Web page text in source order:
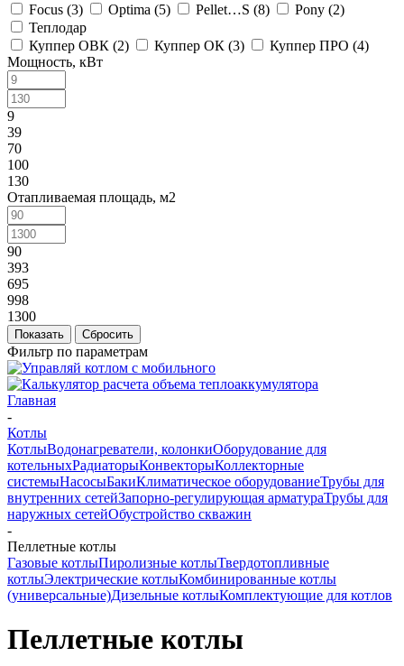
Focus (3) Optima (5) Pellet…S (8) Pony (2)
Теплодар
Куппер ОВК (2) Куппер ОК (3) Куппер ПРО (4)
Мощность, кВт
9
39
70
100
130
Отапливаемая площадь, м2
90
393
695
998
1300
Сбросить
Фильтр по параметрам
Главная
-
Котлы
КотлыВодонагреватели, колонкиОборудование для
котельныхРадиаторыКонвекторыКоллекторные
системыНасосыБакиКлиматическое оборудованиеТрубы для
внутренних сетейЗапорно-регулирующая арматураТрубы для
наружных сетейОбустройство скважин
-
Пеллетные котлы
Газовые котлыПиролизные котлыТвердотопливные
котлыЭлектрические котлыКомбинированные котлы
(универсальные)Дизельные котлыКомплектующие для котлов
Пеллетные котлы